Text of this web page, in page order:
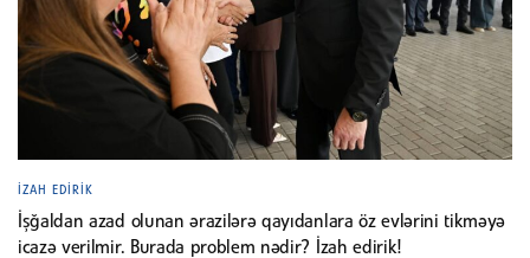
İZAH EDIRIK
İşğaldan azad olunan ərazilərə qayıdanlara öz evlərini tikməyə
icazə verilmir. Burada problem nədir? İzah edirik!